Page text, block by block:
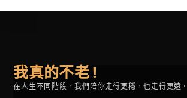
我真的不老 !
在人生不同階段，我們陪你走得更穩，也走得更遠。